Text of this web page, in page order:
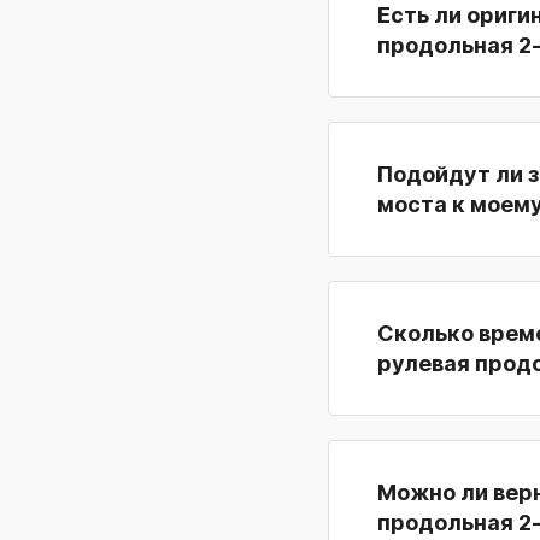
Есть ли
продольная
Подойдут ли
моста к
Сколько
рулевая
Можно ли
продольная